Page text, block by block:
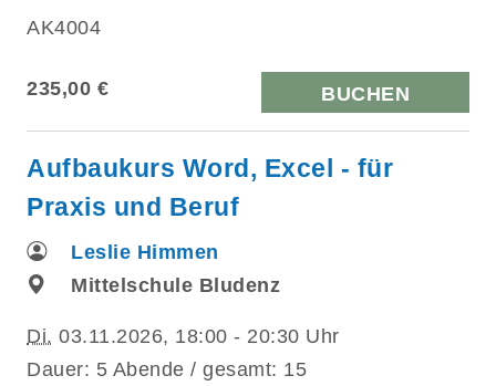
AK4004
235,00 € BUCHEN
Aufbaukurs Word, Excel - für
Praxis und Beruf
Leslie Himmen
Mittelschule Bludenz
Di. 03.11.2026, 18:00 - 20:30 Uhr
Dauer: 5 Abende / gesamt: 15